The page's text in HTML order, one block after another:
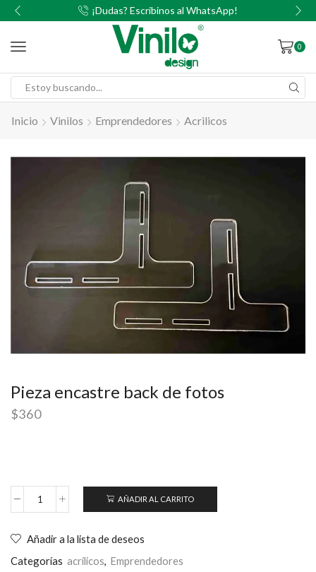
¡Dudas? Escribinos al WhatsApp!
0
Inicio Vinilos Emprendedores Acrilicos
Pieza encastre back de fotos
$360
AÑADIR AL CARRITO
Añadir a la lista de deseos
Categorías acrilicos, Emprendedores